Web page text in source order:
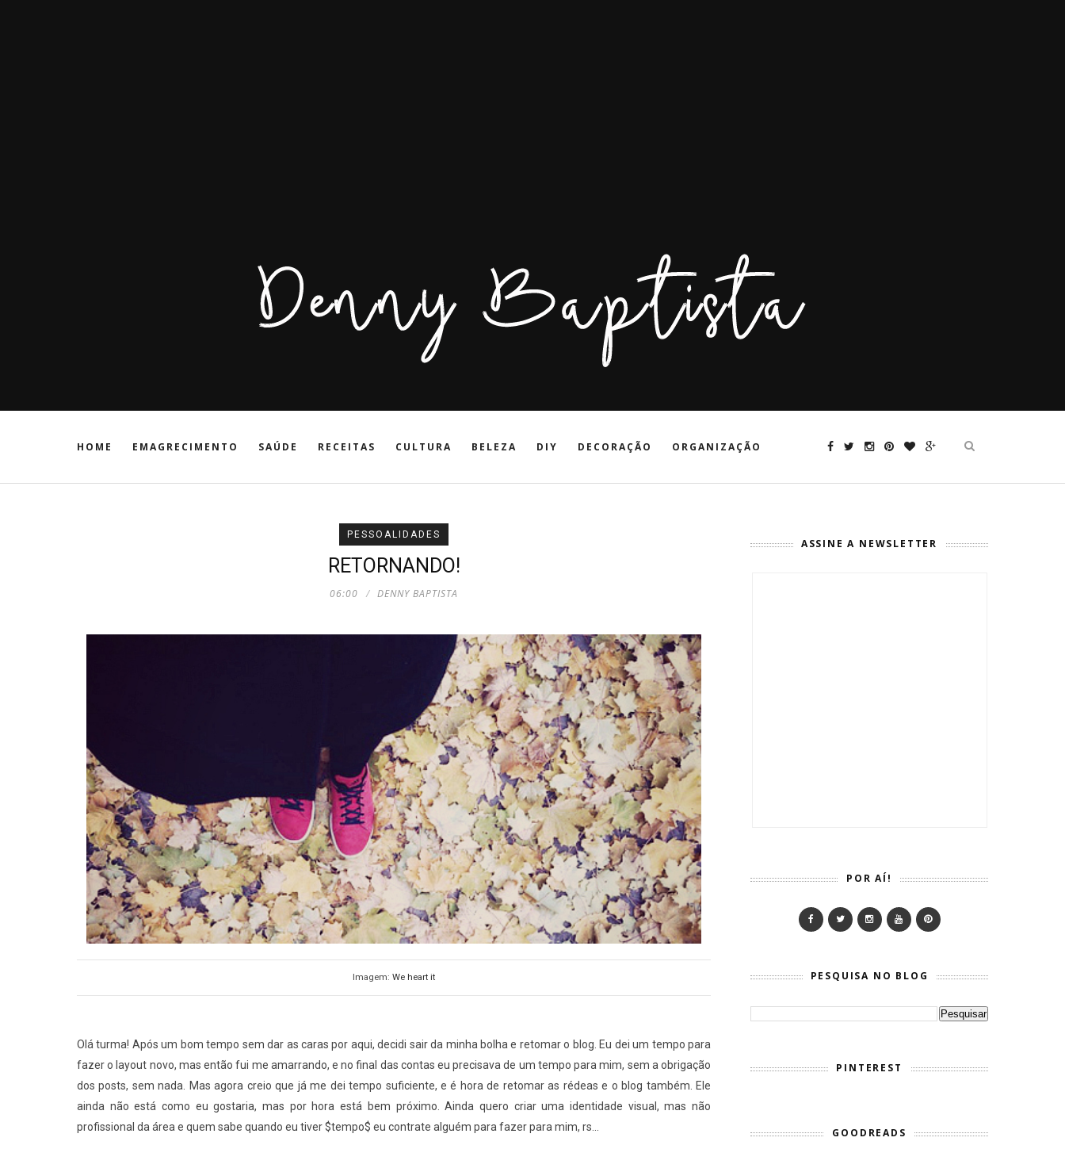
HOME EMAGRECIMENTO SAÚDE RECEITAS CULTURA BELEZA DIY DECORAÇÃO ORGANIZAÇÃO
PESSOALIDADES
RETORNANDO!
06:00 DENNY BAPTISTA
Imagem: We heart it
Olá turma! Após um bom tempo sem dar as caras por aqui, decidi sair da minha bolha e retomar o blog. Eu dei um tempo para
fazer o layout novo, mas então fui me amarrando, e no final das contas eu precisava de um tempo para mim, sem a obrigação
dos posts, sem nada. Mas agora creio que já me dei tempo suficiente, e é hora de retomar as rédeas e o blog também. Ele
ainda não está como eu gostaria, mas por hora está bem próximo. Ainda quero criar uma identidade visual, mas não
profissional da área e quem sabe quando eu tiver $tempo$ eu contrate alguém para fazer para mim, rs...
ASSINE A NEWSLETTER
POR AÍ!
PESQUISA NO BLOG
PINTEREST
GOODREADS